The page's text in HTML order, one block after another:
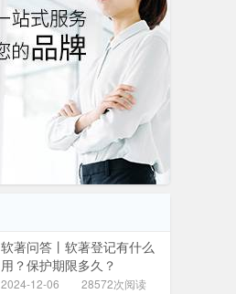
软著问答丨软著登记有什么
用？保护期限多久？
2024-12-06 28572次阅读